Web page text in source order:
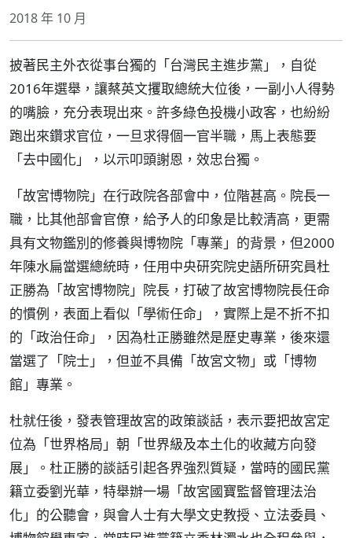
2018 年 10 月
披著民主外衣從事台獨的「台灣民主進步黨」，自從
2016年選舉，讓蔡英文攫取總統大位後，一副小人得勢
的嘴臉，充分表現出來。許多綠色投機小政客，也紛紛
跑出來鑽求官位，一旦求得個一官半職，馬上表態要
「去中國化」，以示叩頭謝恩，效忠台獨。
「故宮博物院」在行政院各部會中，位階甚高。院長一
職，比其他部會官僚，給予人的印象是比較清高，更需
具有文物鑑別的修養與博物院「專業」的背景，但2000
年陳水扁當選總統時，任用中央研究院史語所研究員杜
正勝為「故宮博物院」院長，打破了故宮博物院長任命
的慣例，表面上看似「學術任命」，實際上是不折不扣
的「政治任命」，因為杜正勝雖然是歷史專業，後來還
當選了「院士」，但並不具備「故宮文物」或「博物
館」專業。
杜就任後，發表管理故宮的政策談話，表示要把故宮定
位為「世界格局」朝「世界級及本土化的收藏方向發
展」。杜正勝的談話引起各界強烈質疑，當時的國民黨
籍立委劉光華，特舉辦一場「故宮國寶監督管理法治
化」的公聽會，與會人士有大學文史教授、立法委員、